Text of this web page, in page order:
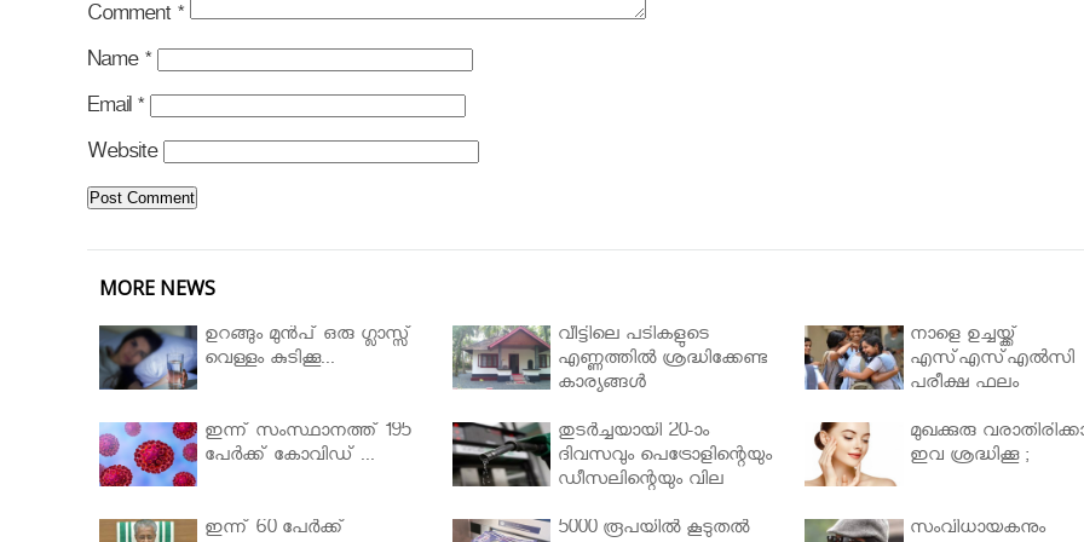
Comment *
Name *
Email *
Website
MORE NEWS
ഉറങ്ങും മുന്‍പ് ഒരു ഗ്ലാസ്സ്
വെള്ളം കുടിക്കൂ...
വീട്ടിലെ പടികളുടെ
എണ്ണത്തിൽ ശ്രദ്ധിക്കേണ്ട
കാര്യങ്ങൾ
നാളെ ഉച്ചയ്ക്ക്
എസ്എസ്എല്‍സി
പരീക്ഷ ഫലം
ഇന്ന് സംസ്ഥാനത്ത് 195
പേര്‍ക്ക് കോവിഡ് ...
തുടർച്ചയായി 20-ാം
ദിവസവും പെട്രോളിന്റെയും
ഡീസലിന്റെയും വില
മുഖക്കുരു
ഇവ ശ്രദ്ധിക്കൂ ;
ഇന്ന് 60 പേർക്ക്
5000 രൂപയിൽ കൂടുതൽ
സംവിധായകനും